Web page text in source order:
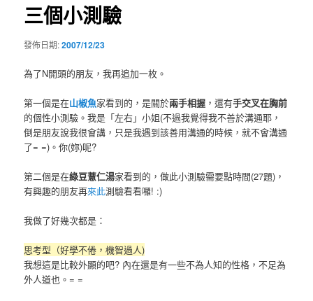
三個小測驗
發佈日期:2007/12/23
為了N開頭的朋友，我再追加一枚。
第一個是在山椒魚家看到的，是關於兩手相握 ，還有手交叉在胸前
的個性小測驗。我是「左右」小姐(不過我覺得我不善於溝通耶，
倒是朋友說我很會講，只是我遇到該善用溝通的時候，就不會溝通
了= =)。你(妳)呢?
第二個是在綠豆薏仁湯家看到的，做此小測驗需要點時間(27題)，
有興趣的朋友再來此測驗看看囉! :)
我做了好幾次都是：
思考型（好學不倦，機智過人)
我想這是比較外顯的吧? 內在還是有一些不為人知的性格，不足為
外人道也。= =